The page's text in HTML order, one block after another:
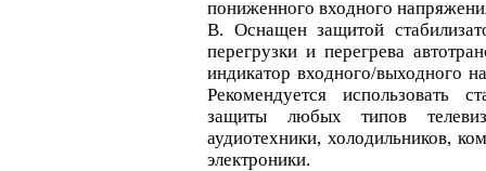
пониженного входного
В. Оснащен защитой
перегрузки и перегрева
индикатор входного/выходного
Рекомендуется использовать
защиты любых типов
аудиотехники, холодильников,
электроники.